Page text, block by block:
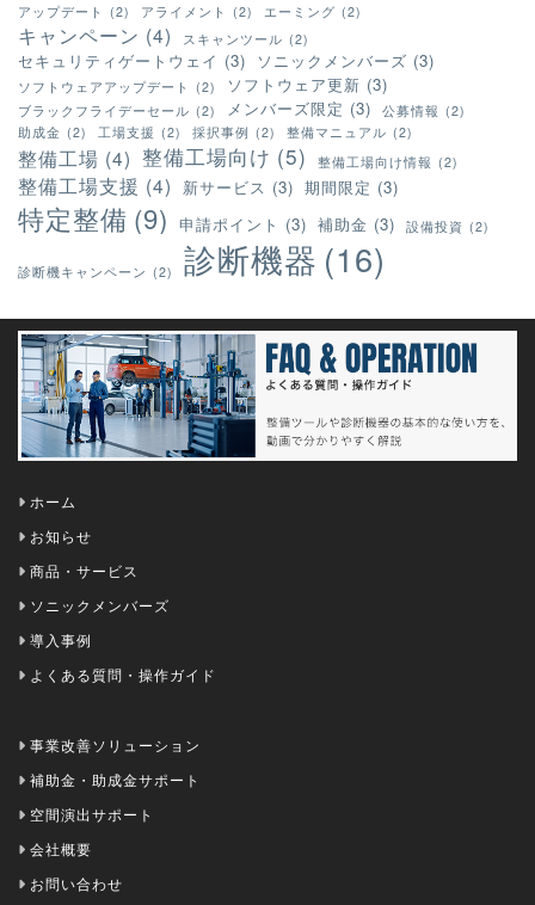
アップデート (2) アライメント (2) エーミング (2)
キャンペーン (4) スキャンツール (2)
セキュリティゲートウェイ (3) ソニックメンバーズ (3)
ソフトウェアアップデート (2) ソフトウェア更新 (3)
ブラックフライデーセール (2) メンバーズ限定 (3) 公募情報 (2)
助成金 (2) 工場支援 (2) 採択事例 (2) 整備マニュアル (2)
整備工場 (4) 整備工場向け (5) 整備工場向け情報 (2)
整備工場支援 (4) 新サービス (3) 期間限定 (3)
特定整備 (9) 申請ポイント (3) 補助金 (3) 設備投資 (2)
診断機キャンペーン (2) 診断機器 (16)
ホーム
お知らせ
商品・サービス
ソニックメンバーズ
導入事例
よくある質問・操作ガイド
事業改善ソリューション
補助金・助成金サポート
空間演出サポート
会社概要
お問い合わせ